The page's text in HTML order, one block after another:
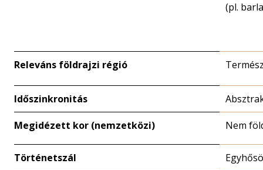
(pl.
Releváns földrajzi régió
Időszinkronitás
Megidézett kor (nemzetközi) Nem
Történetszál